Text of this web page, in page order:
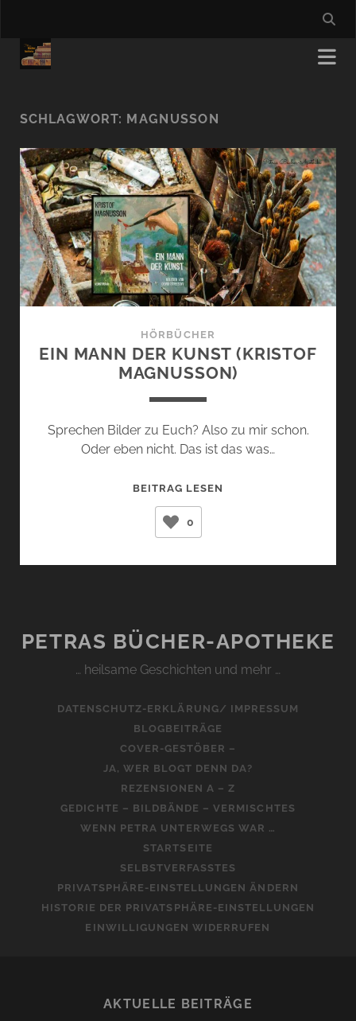
SCHLAGWORT: MAGNUSSON
HÖRBÜCHER
EIN MANN DER KUNST (KRISTOF
MAGNUSSON)
Sprechen Bilder zu Euch? Also zu mir schon.
Oder eben nicht. Das ist das was…
BEITRAG LESEN
(KRISTOF
0
PETRAS BÜCHER-APOTHEKE
… heilsame Geschichten und mehr …
DATENSCHUTZ-ERKLÄRUNG/ IMPRESSUM
BLOGBEITRÄGE
COVER-GESTÖBER –
JA, WER BLOGT DENN DA?
REZENSIONEN A – Z
GEDICHTE – BILDBÄNDE – VERMISCHTES
WENN PETRA UNTERWEGS WAR …
STARTSEITE
SELBSTVERFASSTES
PRIVATSPHÄRE-EINSTELLUNGEN ÄNDERN
HISTORIE DER PRIVATSPHÄRE-EINSTELLUNGEN
EINWILLIGUNGEN WIDERRUFEN
AKTUELLE BEITRÄGE